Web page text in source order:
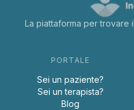
La piattaforma per trovare
PORTALE
Sei un paziente?
Sei un terapista?
Blog